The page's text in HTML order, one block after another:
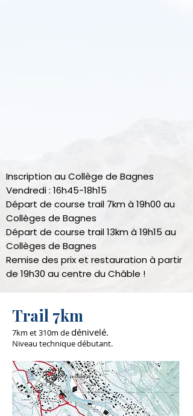
Inscription au Collège de Bagnes
Vendredi : 16h45-18h15
Départ de course trail 7km à 19h00 au
Collèges de Bagnes
Départ de course trail 13km à 19h15 au
Collèges de Bagnes
Remise des prix et restauration à partir
de 19h30 au centre du Châble !
Trail 7km
7km et 310m dedénivelé.
Niveau technique débutant.